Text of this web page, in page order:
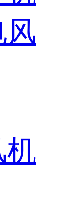
风
机